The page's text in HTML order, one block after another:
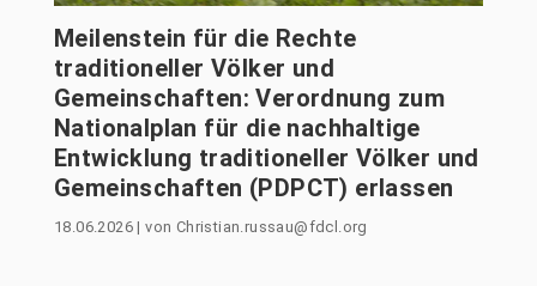
Meilenstein für die Rechte
traditioneller Völker und
Gemeinschaften: Verordnung zum
Nationalplan für die nachhaltige
Entwicklung traditioneller Völker und
Gemeinschaften (PDPCT) erlassen
18.06.2026|von Christian.russau@fdcl.org